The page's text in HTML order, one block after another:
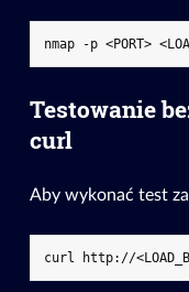
nmap -p <PORT>
Testowanie
curl
Aby wykonać test
curl